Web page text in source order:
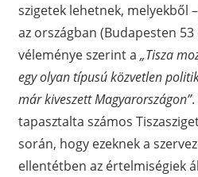
szigetek lehetnek, melyekből
az országban (Budapesten 53
véleménye szerint a „Tisza
egy olyan típusú közvetlen
már kiveszett Magyarországon”.
tapasztalta számos
során, hogy ezeknek a
ellentétben az értelmiségiek